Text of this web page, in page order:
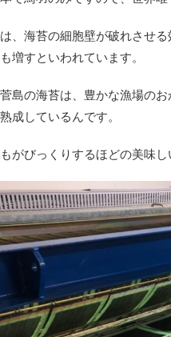
、海苔の細胞壁が破れさせ
増すといわれています。
島の海苔は、豊かな漁場の
成しているんです。
がびっくりするほどの美味し